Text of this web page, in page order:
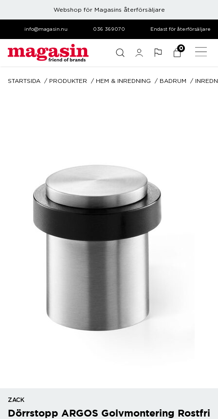
Webshop för Magasins återförsäljare
info@magasin.nu 036 369070 Endast för återförsäljare
0
STARTSIDA PRODUKTER HEM & INREDNING BADRUM
ZACK
Dörrstopp ARGOS Golvmontering Rostfri